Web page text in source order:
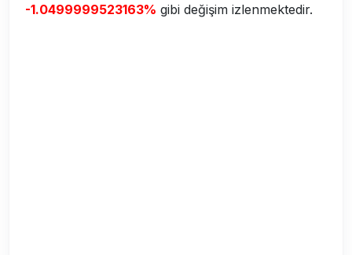
-1.0499999523163% gibi değişim izlenmektedir.